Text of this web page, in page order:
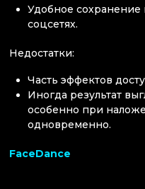
Удобное сохранение
соцсетях.
Недостатки:
Часть эффектов
Иногда результат
особенно при
одновременно.
FaceDance